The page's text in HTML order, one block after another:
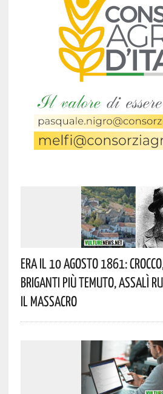
Era Il 10 Agosto 1861:
Briganti Più Temuto, Assalì
Il Massacro